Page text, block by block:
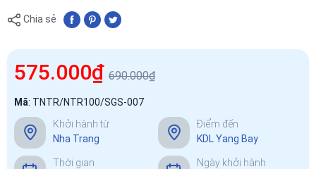
Chia sẻ
575.000₫ 690.000₫
Mã: TNTR/NTR100/SGS-007
Khởi hành từ
Nha Trang
Điểm đến
KDL Yang Bay
Thời gian
Ngày khởi hành